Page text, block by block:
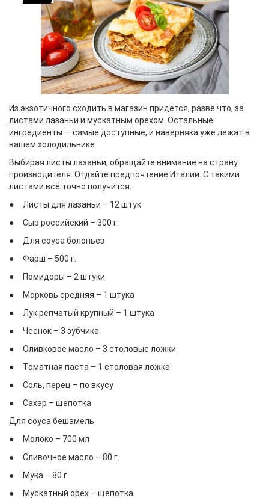
Из экзотичного сходить в магазин придётся, разве что, за
листами лазаньи и мускатным орехом. Остальные
ингредиенты — самые доступные, и наверняка уже лежат в
вашем холодильнике.
Выбирая листы лазаньи, обращайте внимание на страну
производителя. Отдайте предпочтение Италии. С такими
листами всё точно получится.
● Листы для лазаньи – 12 штук
● Сыр российский – 300 г.
● Для соуса болоньез
● Фарш – 500 г.
● Помидоры – 2 штуки
● Морковь средняя – 1 штука
● Лук репчатый крупный – 1 штука
● Чеснок – 3 зубчика
● Оливковое масло – 3 столовые ложки
● Томатная паста – 1 столовая ложка
● Соль, перец – по вкусу
● Сахар – щепотка
Для соуса бешамель
● Молоко – 700 мл
● Сливочное масло – 80 г.
● Мука – 80 г.
● Мускатный орех – щепотка